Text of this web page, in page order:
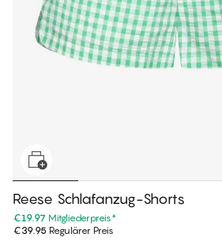
Reese Schlafanzug-Shorts
€19.97 Mitgliederpreis*
€39.95 Regulärer Preis